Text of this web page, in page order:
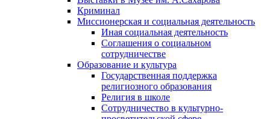
Криминал
Миссионерская и социальная деятельность
Иная социальная деятельность
Соглашения о социальном
сотрудничестве
Образование и культура
Государственная поддержка
религиозного образования
Религия в школе
Сотрудничество в культурно-